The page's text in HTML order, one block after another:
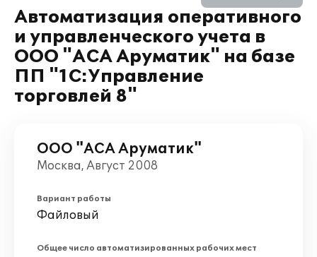
Автоматизация оперативного
и управленческого учета в
ООО "АСА Аруматик" на базе
ПП "1С:Управление
торговлей 8"
ООО "АСА Аруматик"
Москва, Август 2008
Вариант работы
Файловый
Общее число автоматизированных рабочих мест